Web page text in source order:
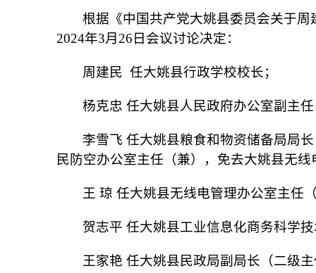
根据《中国共产党大姚县委员会关于
2024年3月26日会议讨论决定：
周建民 任大姚县行政学校校长；
杨克忠 任大姚县人民政府办公室副主
李雪飞 任大姚县粮食和物资储备局局
民防空办公室主任（兼），免去大姚县无
王 琼 任大姚县无线电管理办公室主任
贺志平 任大姚县工业信息化商务科学
王家艳 任大姚县民政局副局长（二级